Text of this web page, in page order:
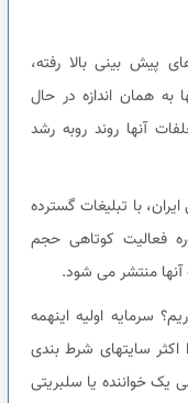
پیش بینی بالا رفته،
همان اندازه در حال
آنها روند روبه رشد
با تبلیغات گسترده
فعالیت کوتاهی حجم
آنها منتشر می شود.
سرمایه اولیه اینهمه
سایتهای شرط بندی
یک خواننده یا سلبریتی